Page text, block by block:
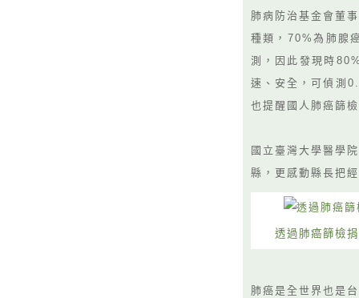
肺病防治基金會董
種類，70%為肺腺
測，因此發現時
速、安全，可偵測
也提醒國人肺癌篩
國立臺灣大學醫學
縣，更感動縣長把
透過肺癌篩檢
肺癌是全世界也是